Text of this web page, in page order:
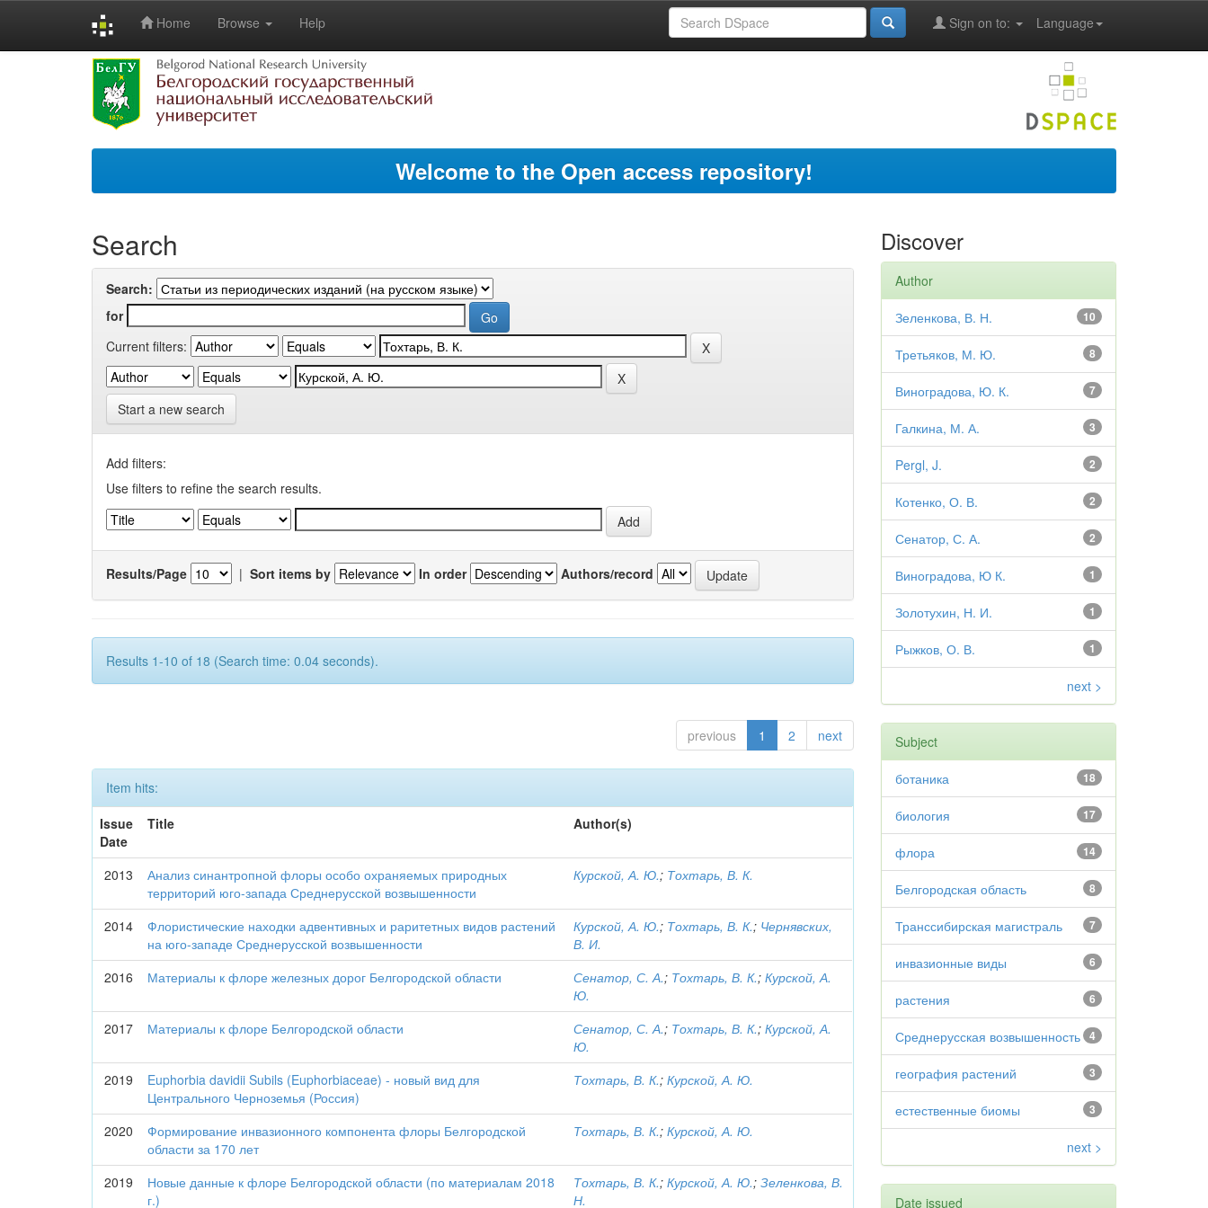
Home Browse Help Language
Sign on to:
Welcome to the Open access repository!
Search
Search:
for
Current filters:
Start a new search
Add filters:
Use filters to refine the search results.
Results/Page | Sort items by In order Authors/record
Results 1-10 of 18 (Search time: 0.04 seconds).
previous 1 2 next
Item hits:
Issue
Date
Title Author(s)
2013
Анализ синантропной флоры особо охраняемых природных
территорий юго-запада Среднерусской возвышенности
Курской, А. Ю.; Тохтарь, В. К.
2014
Флористические находки адвентивных и раритетных видов растений
на юго-западе Среднерусской возвышенности
Курской, А. Ю.; Тохтарь, В. К.; Чернявских,
В. И.
2016
Материалы к флоре железных дорог Белгородской области Сенатор, С. А.; Тохтарь, В. К.;Курской, А.
Ю.
2017
Материалы к флоре Белгородской области Сенатор, С. А.; Тохтарь, В. К.;Курской, А.
Ю.
2019
Euphorbia davidii Subils (Euphorbiaceae) - новый вид для
Центрального Черноземья (Россия)
Тохтарь, В. К.;Курской, А. Ю.
2020
Формирование инвазионного компонента флоры Белгородской
области за 170 лет
Тохтарь, В. К.;Курской, А. Ю.
2019
Новые данные к флоре Белгородской области (по материалам 2018
г.)
Тохтарь, В. К.;Курской, А. Ю.;Зеленкова, В.
Н.
Discover
Author
10
Зеленкова, В. Н.
8
Третьяков, М. Ю.
7
Виноградова, Ю. К.
3
Галкина, М. А.
2
Pergl, J.
2
Котенко, О. В.
2
Сенатор, С. А.
1
Виноградова, Ю К.
1
Золотухин, Н. И.
1
Рыжков, О. В.
next >
Subject
18
ботаника
17
биология
14
флора
8
Белгородская область
7
Транссибирская магистраль
6
инвазионные виды
6
растения
4
Среднерусская возвышенность
3
география растений
3
естественные биомы
next >
Date issued